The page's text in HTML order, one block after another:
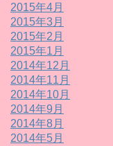
2015年4月
2015年3月
2015年2月
2015年1月
2014年12月
2014年11月
2014年10月
2014年9月
2014年8月
2014年5月